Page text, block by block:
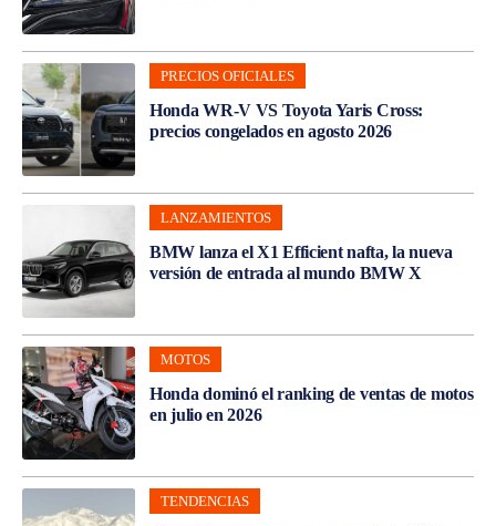
PRECIOS OFICIALES
Honda WR-V VS Toyota Yaris Cross:
precios congelados en agosto 2026
LANZAMIENTOS
BMW lanza el X1 Efficient nafta, la nueva
versión de entrada al mundo BMW X
MOTOS
Honda dominó el ranking de ventas de motos
en julio en 2026
TENDENCIAS